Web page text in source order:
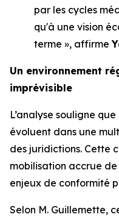
par les cycles
qu'à une vision
terme », affirme
Un environnement
imprévisible
L’analyse souligne
évoluent dans une
des juridictions. Cette
mobilisation accrue de
enjeux de conformité
Selon M. Guillemette,